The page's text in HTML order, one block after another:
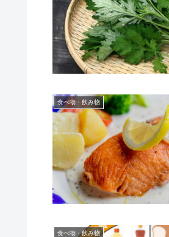
食べ物・飲み物
食べ物・飲み物